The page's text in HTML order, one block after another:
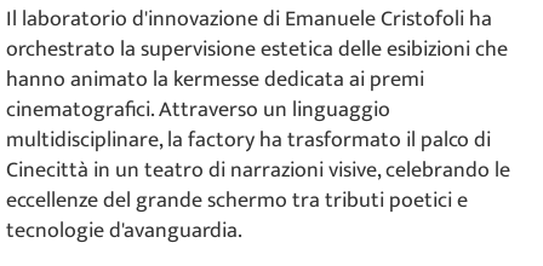
Il laboratorio d'innovazione di Emanuele Cristofoli ha
orchestrato la supervisione estetica delle esibizioni che
hanno animato la kermesse dedicata ai premi
cinematografici. Attraverso un linguaggio
multidisciplinare, la factory ha trasformato il palco di
Cinecittà in un teatro di narrazioni visive, celebrando le
eccellenze del grande schermo tra tributi poetici e
tecnologie d'avanguardia.